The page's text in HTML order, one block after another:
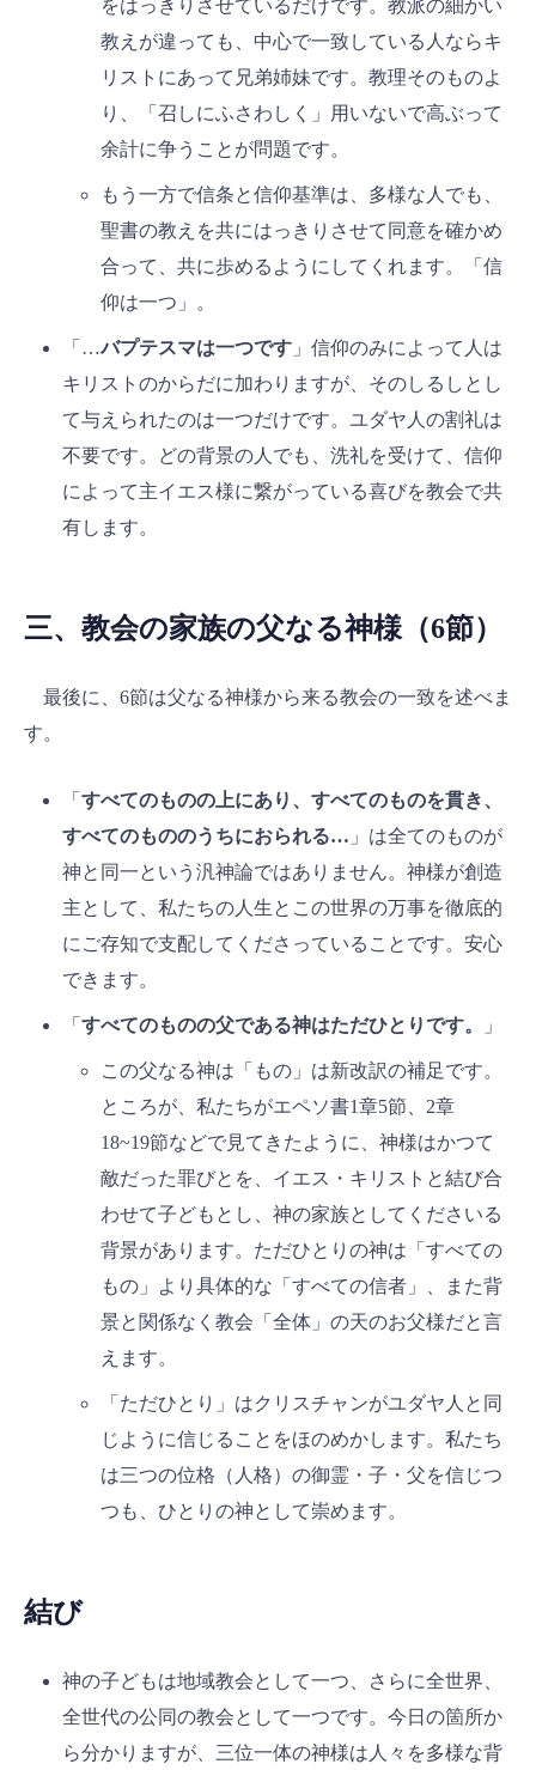
をはっきりさせているだけです。教派の細かい
教えが違っても、中心で一致している人ならキ
リストにあって兄弟姉妹です。教理そのものよ
り、「召しにふさわしく」用いないで高ぶって
余計に争うことが問題です。
もう一方で信条と信仰基準は、多様な人でも、
聖書の教えを共にはっきりさせて同意を確かめ
合って、共に歩めるようにしてくれます。「信
仰は一つ」。
「…バプテスマは一つです 」信仰のみによって人は
キリストのからだに加わりますが、そのしるしとし
て与えられたのは一つだけです。ユダヤ人の割礼は
不要です。どの背景の人でも、洗礼を受けて、信仰
によって主イエス様に繋がっている喜びを教会で共
有します。
三、教会の家族の父なる神様（6節）
最後に、6節は父なる神様から来る教会の一致を述べま
す。
「 すべてのものの上にあり、すべてのものを貫き、
すべてのもののうちにおられる… 」は全てのものが
神と同一という汎神論ではありません。神様が創造
主として、私たちの人生とこの世界の万事を徹底的
にご存知で支配してくださっていることです。安心
できます。
「 すべてのものの父である神はただひとりです。 」
この父なる神は「もの」は新改訳の補足です。
ところが、私たちがエペソ書1章5節、2章
18~19節などで見てきたように、神様はかつて
敵だった罪びとを、イエス・キリストと結び合
わせて子どもとし、神の家族としてくださいる
背景があります。ただひとりの神は「すべての
もの」より具体的な「すべての信者」、また背
景と関係なく教会「全体」の天のお父様だと言
えます。
「ただひとり」はクリスチャンがユダヤ人と同
じように信じることをほのめかします。私たち
は三つの位格（人格）の御霊・子・父を信じつ
つも、ひとりの神として崇めます。
結び
神の子どもは地域教会として一つ、さらに全世界、
全世代の公同の教会として一つです。今日の箇所か
ら分かりますが、三位一体の神様は人々を多様な背